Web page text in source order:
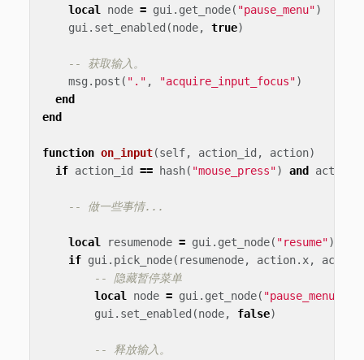
local node = gui. get_node( "pause_menu")
gui. set_enabled (node, true)
-- 获取输入。
msg . post ( "." , "acquire_input_focus")
end
end
function on_input(self, action_id , action)
if action_id == hash( "mouse_press") and action
-- 做一些事情...
local resumenode = gui. get_node( "resume")
if gui. pick_node( resumenode, action.x, action
-- 隐藏暂停菜单
local node = gui. get_node( "pause_menu"
gui. set_enabled (node, false)
-- 释放输入。